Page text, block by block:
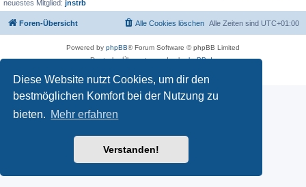
Diese Website nutzt Cookies, um dir den
bestmöglichen Komfort bei der Nutzung zu
bieten. Mehr erfahren
Verstanden!
neuestes Mitglied: jnstrb
Foren-Übersicht Alle Zeiten sind UTC+01:00
Alle Cookies löschen
Powered by phpBB® Forum Software © phpBB Limited
Deutsche Übersetzung durchphpBB.de